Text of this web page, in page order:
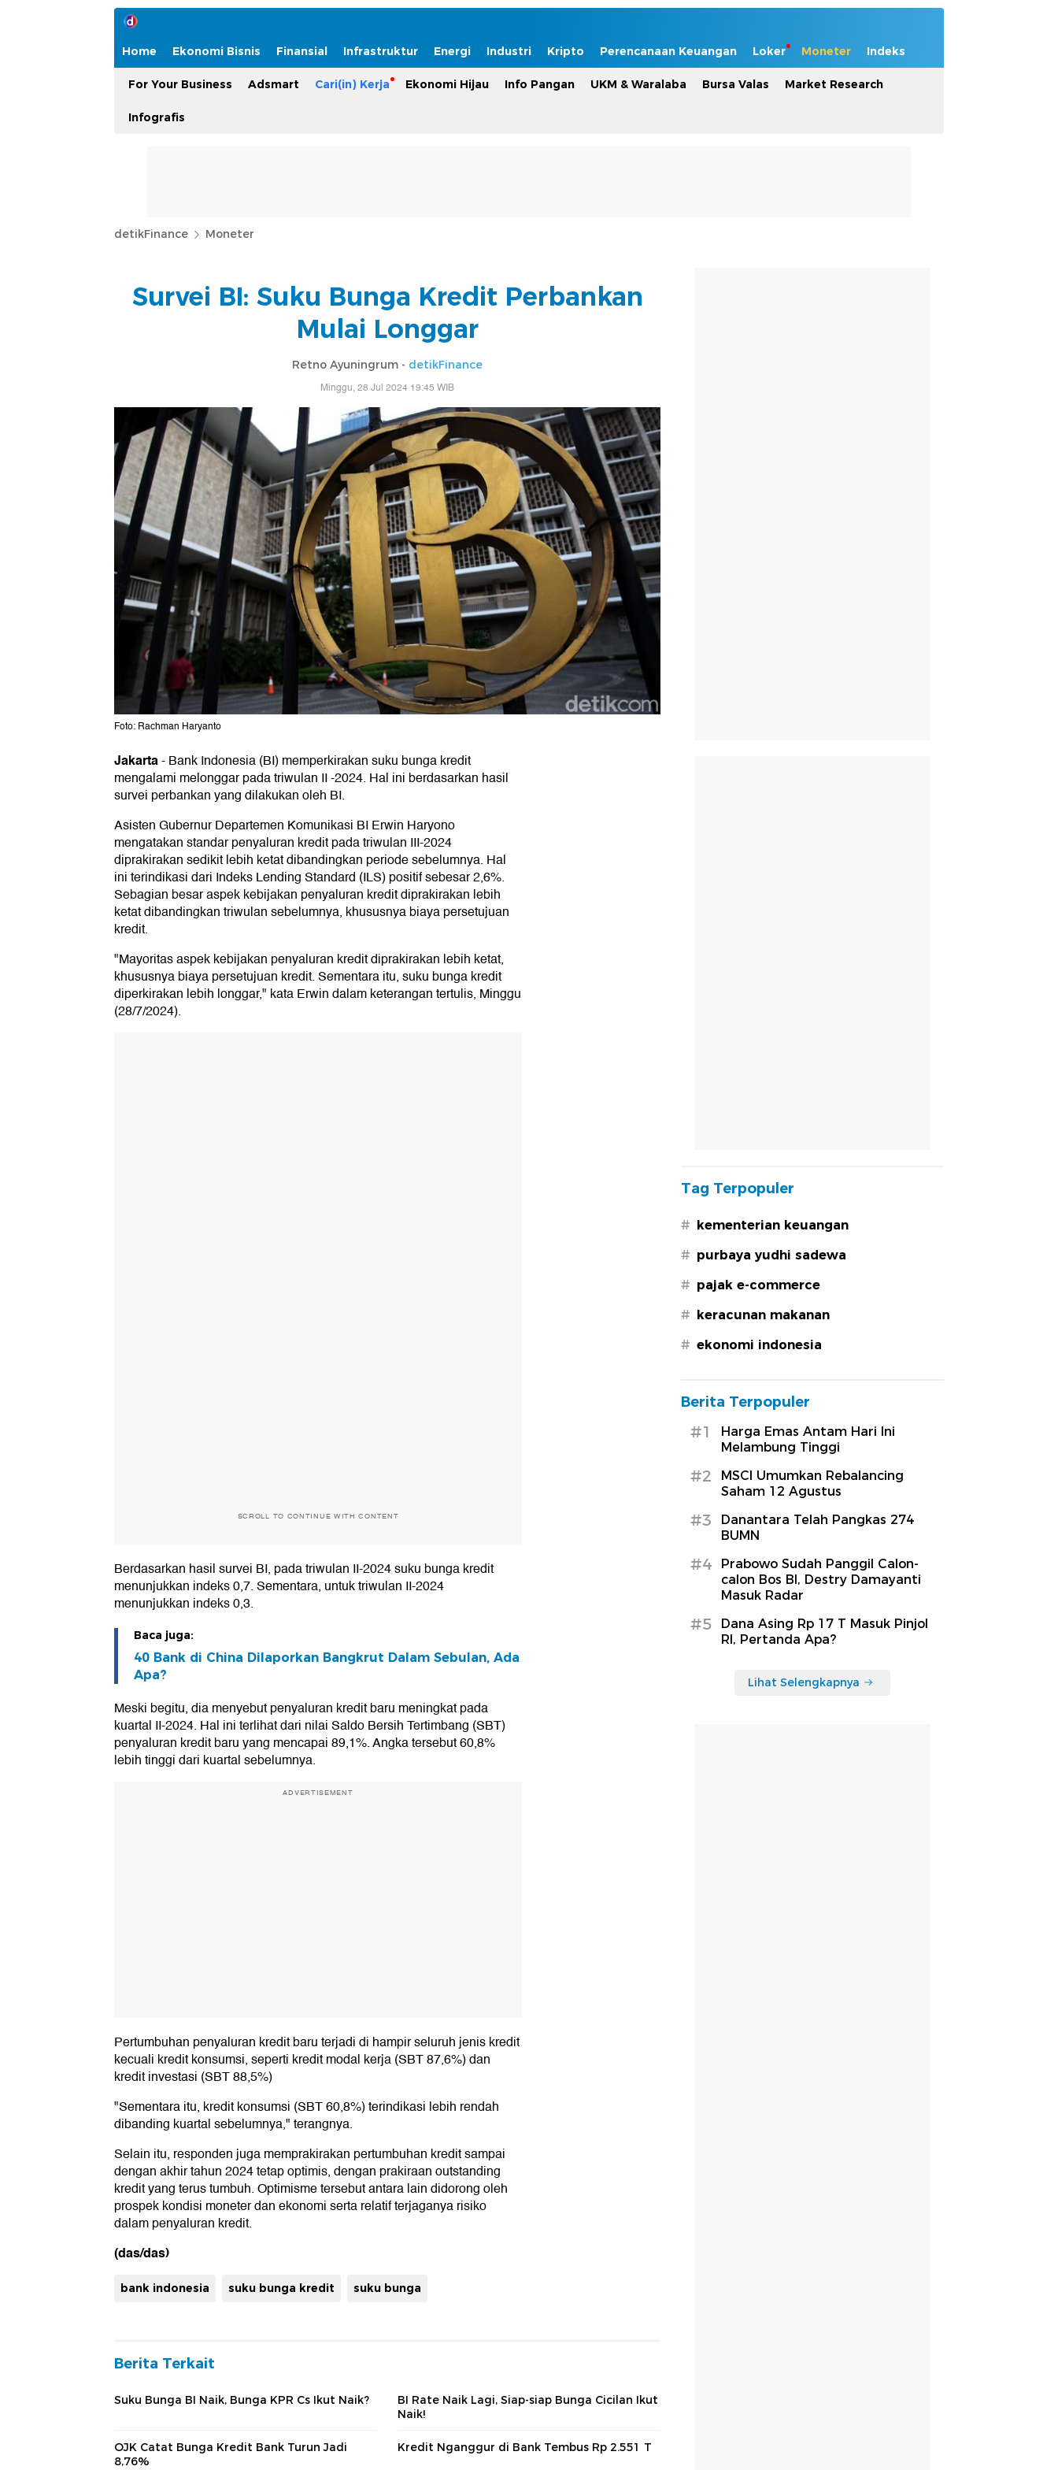
Home Ekonomi Bisnis Finansial Infrastruktur Energi Industri Kripto Perencanaan Keuangan Loker Moneter Indeks
For Your Business Adsmart Cari(in) Kerja Ekonomi Hijau Info Pangan UKM & Waralaba Bursa Valas Market Research
Infografis
detikFinance Moneter
Survei BI: Suku Bunga Kredit Perbankan
Mulai Longgar
Retno Ayuningrum - detikFinance
Minggu, 28 Jul 2024 19:45 WIB
Foto: Rachman Haryanto
Jakarta-Bank Indonesia (BI) memperkirakan suku bunga kredit
mengalami melonggar pada triwulan II -2024. Hal ini berdasarkan hasil
survei perbankan yang dilakukan oleh BI.
Asisten Gubernur Departemen Komunikasi BI Erwin Haryono
mengatakan standar penyaluran kredit pada triwulan III-2024
diprakirakan sedikit lebih ketat dibandingkan periode sebelumnya. Hal
ini terindikasi dari Indeks Lending Standard (ILS) positif sebesar 2,6%.
Sebagian besar aspek kebijakan penyaluran kredit diprakirakan lebih
ketat dibandingkan triwulan sebelumnya, khususnya biaya persetujuan
kredit.
"Mayoritas aspek kebijakan penyaluran kredit diprakirakan lebih ketat,
khususnya biaya persetujuan kredit. Sementara itu, suku bunga kredit
diperkirakan lebih longgar," kata Erwin dalam keterangan tertulis, Minggu
(28/7/2024).
SCROLL TO CONTINUE WITH CONTENT
Berdasarkan hasil survei BI, pada triwulan II-2024 suku bunga kredit
menunjukkan indeks 0,7. Sementara, untuk triwulan II-2024
menunjukkan indeks 0,3.
Baca juga:
40 Bank di China Dilaporkan Bangkrut Dalam Sebulan, Ada
Apa?
Meski begitu, dia menyebut penyaluran kredit baru meningkat pada
kuartal II-2024. Hal ini terlihat dari nilai Saldo Bersih Tertimbang (SBT)
penyaluran kredit baru yang mencapai 89,1%. Angka tersebut 60,8%
lebih tinggi dari kuartal sebelumnya.
ADVERTISEMENT
Pertumbuhan penyaluran kredit baru terjadi di hampir seluruh jenis kredit
kecuali kredit konsumsi, seperti kredit modal kerja (SBT 87,6%) dan
kredit investasi (SBT 88,5%)
"Sementara itu, kredit konsumsi (SBT 60,8%) terindikasi lebih rendah
dibanding kuartal sebelumnya," terangnya.
Selain itu, responden juga memprakirakan pertumbuhan kredit sampai
dengan akhir tahun 2024 tetap optimis, dengan prakiraan outstanding
kredit yang terus tumbuh. Optimisme tersebut antara lain didorong oleh
prospek kondisi moneter dan ekonomi serta relatif terjaganya risiko
dalam penyaluran kredit.
(das/das)
bank indonesia suku bunga kredit suku bunga
Berita Terkait
Suku Bunga BI Naik, Bunga KPR Cs Ikut Naik?
BI Rate Naik Lagi, Siap-siap Bunga Cicilan Ikut
Naik!
OJK Catat Bunga Kredit Bank Turun Jadi
8,76%
Kredit Nganggur di Bank Tembus Rp 2.551 T
Tag Terpopuler
# kementerian keuangan
# purbaya yudhi sadewa
# pajak e-commerce
# keracunan makanan
# ekonomi indonesia
Berita Terpopuler
#1
Harga Emas Antam Hari Ini
Melambung Tinggi
#2
MSCI Umumkan Rebalancing
Saham 12 Agustus
#3
Danantara Telah Pangkas 274
BUMN
#4
Prabowo Sudah Panggil Calon-
calon Bos BI, Destry Damayanti
Masuk Radar
#5
Dana Asing Rp 17 T Masuk Pinjol
RI, Pertanda Apa?
Lihat Selengkapnya